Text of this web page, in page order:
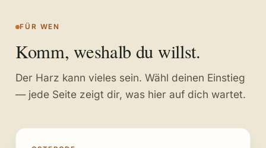
FÜR WEN
Komm, weshalb du willst.
Der Harz kann vieles sein. Wähl deinen Einstieg
— jede Seite zeigt dir, was hier auf dich wartet.